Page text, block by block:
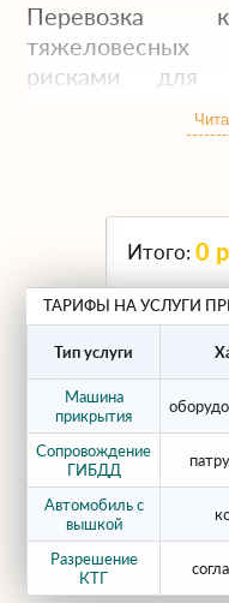
Перевозка
рисками для
Согласно
использование
спецтранспортом.
Когда
Согласно
необходима в
Итого: 0
ТАРИФЫ НА УСЛУГИ
Тип услуги
Машина
прикрытия
Сопровождение
ГИБДД
Автомобиль с
вышкой
Разрешение
КТГ